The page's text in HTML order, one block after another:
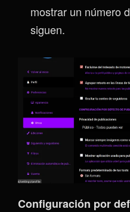
mostrar un número
siguen.
Configuración por